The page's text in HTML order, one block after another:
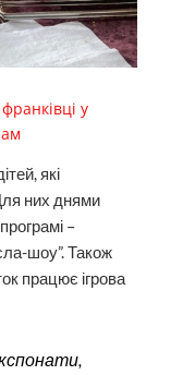
у
які
них днями
–
шоу”. Також
працює ігрова